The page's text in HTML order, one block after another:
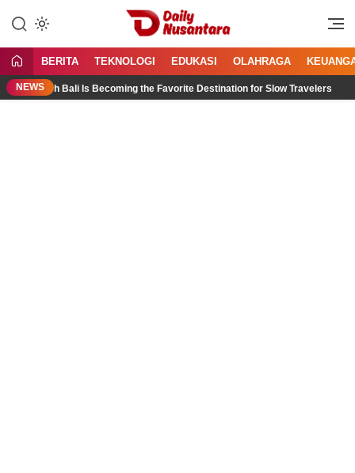
konten
Daily Nusantara
Menyajikan Fakta, Menginspirasi
BERITA TEKNOLOGI EDUKASI OLAHRAGA
NEWS
North Bali Is Becoming the Favorite Destination for Slow Travelers